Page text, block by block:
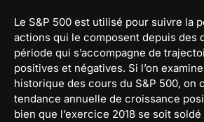
Le S&P 500 est utilisé pour suivre la
actions qui le composent depuis des
période qui s’accompagne de
positives et négatives. Si l’on
historique des cours du S&P 500, on
tendance annuelle de croissance
bien que l’exercice 2018 se soit soldé